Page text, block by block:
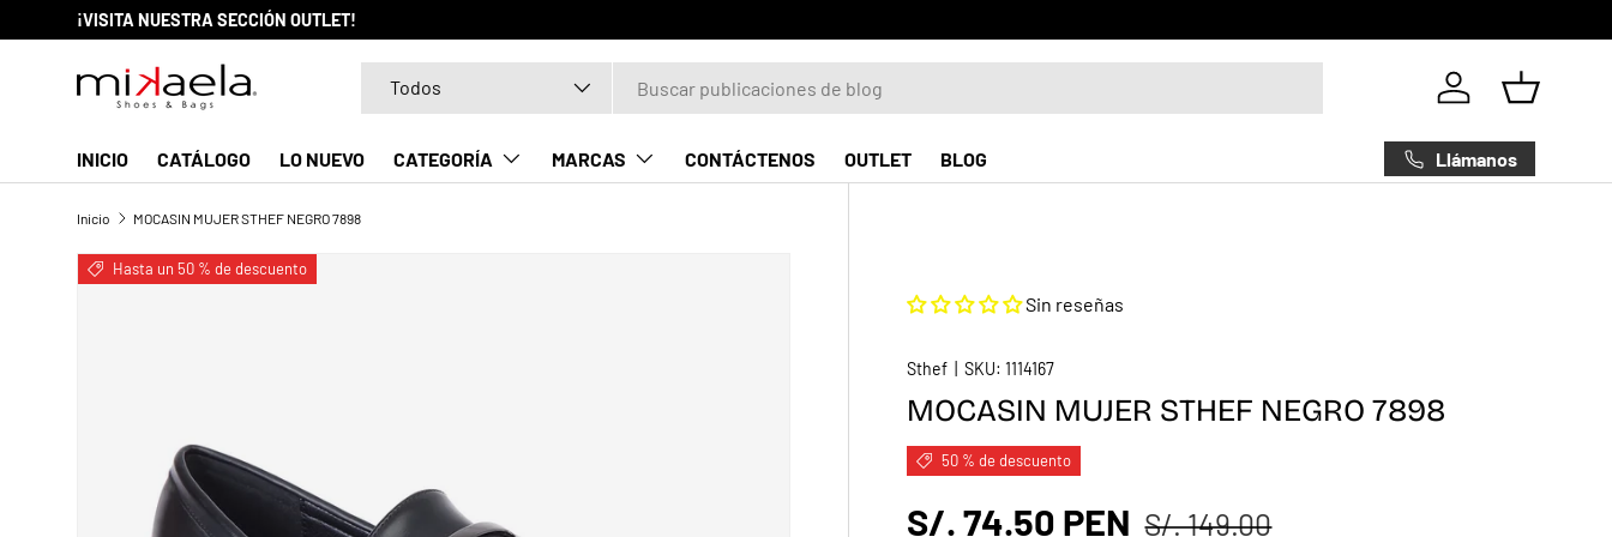
IR AL CONTENIDO
¡VISITA NUESTRA SECCIÓN OUTLET!
Todos
Iniciar sesión
Cesta
INICIO CATÁLOGO LO NUEVO CATEGORÍA MARCAS CONTÁCTENOS OUTLET BLOG Llámanos
Inicio MOCASIN MUJER STHEF NEGRO 7898
Hasta un 50 % de descuento
Sin reseñas
Sthef |SKU: 1114167
MOCASIN MUJER STHEF NEGRO 7898
50 % de descuento
S/. 74.50 PEN S/. 149.00